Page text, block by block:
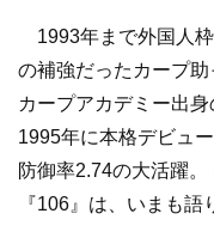
1993年まで外国人
の補強だったカープ助
カープアカデミー出
1995年に本格デビュ
防御率2.74の大活躍
『106』は、いまも語